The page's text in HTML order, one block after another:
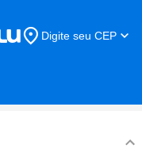
Digite seu CEP